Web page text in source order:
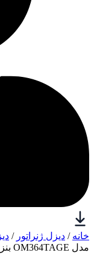
خانه / دیزل ژنراتور /
مدل OM364TAGE بنز ایدم